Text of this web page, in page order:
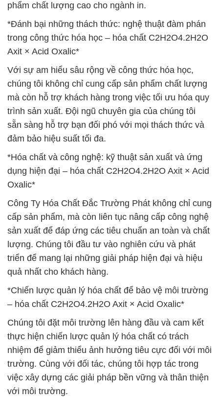
phẩm chất lượng cao cho ngành in.
*Đánh bại những thách thức: nghệ thuật đàm phán
trong công thức hóa học – hóa chất C2H2O4.2H2O
Axit × Acid Oxalic*
Với sự am hiểu sâu rộng về công thức hóa học,
chúng tôi không chỉ cung cấp sản phẩm chất lượng
mà còn hỗ trợ khách hàng trong việc tối ưu hóa quy
trình sản xuất. Đội ngũ chuyên gia của chúng tôi
sẵn sàng hỗ trợ bạn đối phó với mọi thách thức và
đảm bảo hiệu suất tối đa.
*Hóa chất và công nghệ: kỹ thuật sản xuất và ứng
dụng hiện đại – hóa chất C2H2O4.2H2O Axit × Acid
Oxalic*
Công Ty Hóa Chất Đắc Trường Phát không chỉ cung
cấp sản phẩm, mà còn liên tục nâng cấp công nghệ
sản xuất để đáp ứng các tiêu chuẩn an toàn và chất
lượng. Chúng tôi đầu tư vào nghiên cứu và phát
triển để mang lại những giải pháp hiện đại và hiệu
quả nhất cho khách hàng.
*Chiến lược quản lý hóa chất để bảo vệ môi trường
– hóa chất C2H2O4.2H2O Axit × Acid Oxalic*
Chúng tôi đặt môi trường lên hàng đầu và cam kết
thực hiện chiến lược quản lý hóa chất có trách
nhiệm để giảm thiểu ảnh hưởng tiêu cực đối với môi
trường. Cùng với đối tác, chúng tôi hợp tác trong
việc xây dựng các giải pháp bền vững và thân thiện
với môi trường.